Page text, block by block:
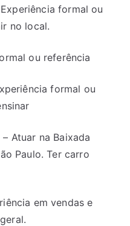
formal ou
no local.
ou referência
formal ou
Atuar na Baixada
Paulo. Ter carro
em vendas e